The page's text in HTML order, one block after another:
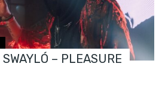
SWAYLÓ – PLEASURE